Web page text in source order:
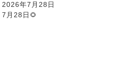
2026年7月28日
7月28日🌻